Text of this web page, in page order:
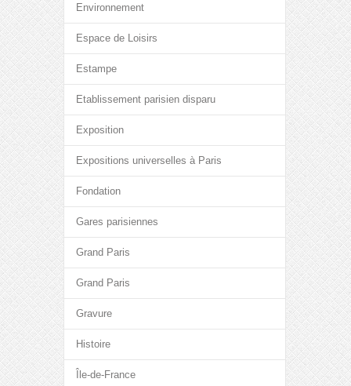
Environnement
Espace de Loisirs
Estampe
Etablissement parisien disparu
Exposition
Expositions universelles à Paris
Fondation
Gares parisiennes
Grand Paris
Grand Paris
Gravure
Histoire
Île-de-France